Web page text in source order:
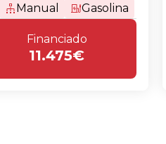
Manual
Gasolina
Financiado
11.475€